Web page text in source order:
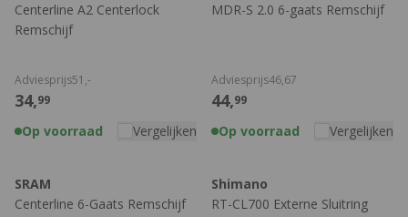
Centerline A2 Centerlock
Remschijf
34,99
Adviesprijs51,-
Op voorraad Vergelijken
MDR-S 2.0 6-gaats Remschijf
44,99
Adviesprijs46,67
Op voorraad Vergelijken
SRAM
Centerline 6-Gaats Remschijf
Shimano
RT-CL700 Externe Sluitring